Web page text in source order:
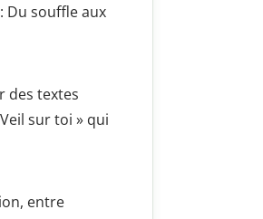
Du souffle aux
des textes
sur toi » qui
entre